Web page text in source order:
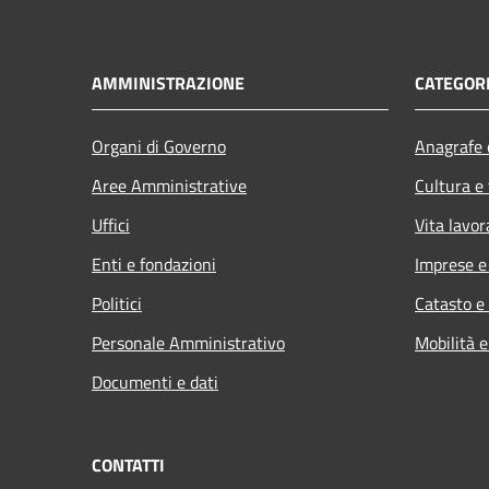
AMMINISTRAZIONE
Organi di Governo
Aree Amministrative
Uffici
Enti e fondazioni
Politici
Personale Amministrativo
Documenti e dati
Cultura
Vita
Imprese
Catasto
Mobilità
CONTATTI